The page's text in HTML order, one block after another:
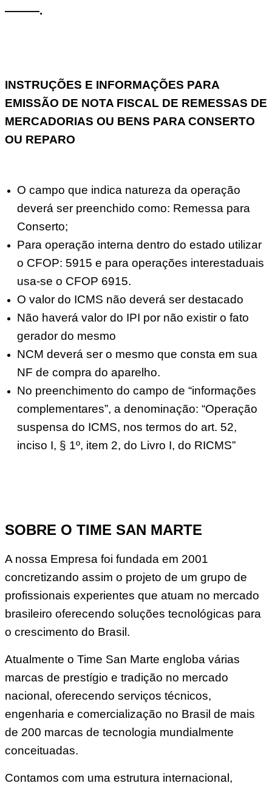
———.
INSTRUÇÕES E INFORMAÇÕES PARA
EMISSÃO DE NOTA FISCAL DE REMESSAS DE
MERCADORIAS OU BENS PARA CONSERTO
OU REPARO
O campo que indica natureza da operação
deverá ser preenchido como: Remessa para
Conserto;
Para operação interna dentro do estado utilizar
o CFOP: 5915 e para operações interestaduais
usa-se o CFOP 6915.
O valor do ICMS não deverá ser destacado
Não haverá valor do IPI por não existir o fato
gerador do mesmo
NCM deverá ser o mesmo que consta em sua
NF de compra do aparelho.
No preenchimento do campo de “informações
complementares”, a denominação: “Operação
suspensa do ICMS, nos termos do art. 52,
inciso I, § 1º, item 2, do Livro I, do RICMS”
SOBRE O TIME SAN MARTE
A nossa Empresa foi fundada em 2001
concretizando assim o projeto de um grupo de
profissionais experientes que atuam no mercado
brasileiro oferecendo soluções tecnológicas para
o crescimento do Brasil.
Atualmente o Time San Marte engloba várias
marcas de prestígio e tradição no mercado
nacional, oferecendo serviços técnicos,
engenharia e comercialização no Brasil de mais
de 200 marcas de tecnologia mundialmente
conceituadas.
Contamos com uma estrutura internacional,